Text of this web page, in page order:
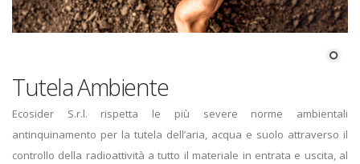
Tutela Ambiente
Ecosider S.r.l. rispetta le più severe norme ambientali
antinquinamento per la tutela dell’aria, acqua e suolo attraverso il
controllo della radioattività a tutto il materiale in entrata e uscita, al